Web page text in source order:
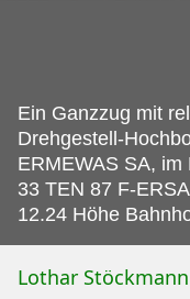
Ein Ganzzug mit
Drehgestell-
ERMEWAS SA,
33 TEN 87 F-
12.24 Höhe
Lothar Stöckmann